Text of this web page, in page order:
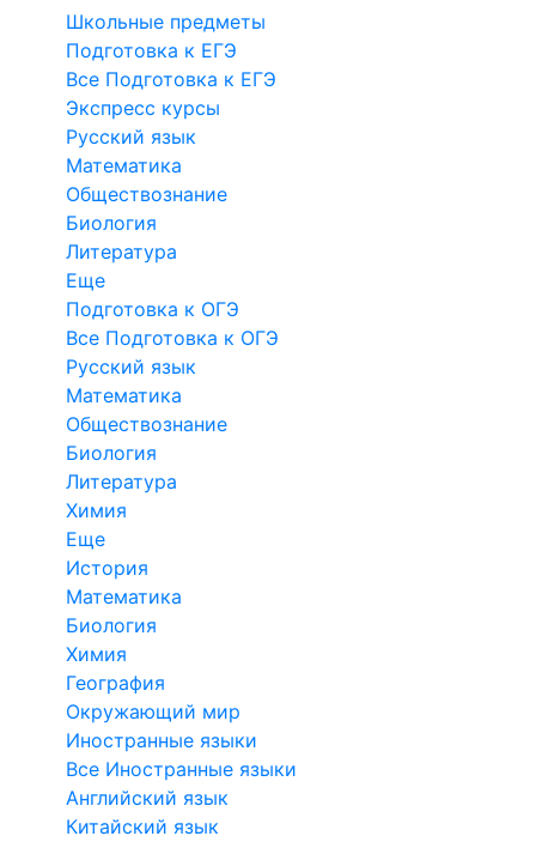
Школьные предметы
Подготовка к ЕГЭ
Все Подготовка к ЕГЭ
Экспресс курсы
Русский язык
Математика
Обществознание
Биология
Литература
Еще
Подготовка к ОГЭ
Все Подготовка к ОГЭ
Русский язык
Математика
Обществознание
Биология
Литература
Химия
Еще
История
Математика
Биология
Химия
География
Окружающий мир
Иностранные языки
Все Иностранные языки
Английский язык
Китайский язык